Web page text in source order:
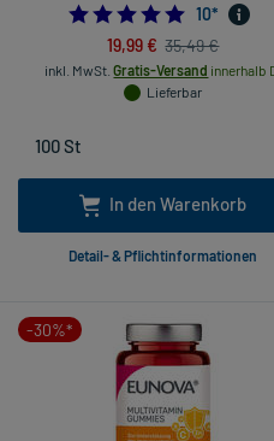
5.0
10*
19,99 € 35,49 €
inkl. MwSt. Gratis-Versand innerhalb
Lieferbar
In den Warenkorb
Detail- & Pflichtinformationen
-30%*